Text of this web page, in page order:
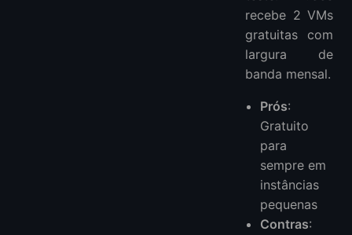
recebe 2 VMs
gratuitas com
largura de
banda mensal.
Prós:
Gratuito
para
sempre em
instâncias
pequenas
Contras: